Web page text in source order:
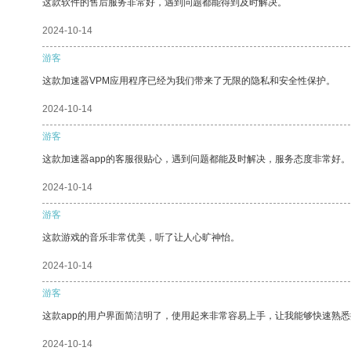
这款软件的售后服务非常好，遇到问题都能得到及时解决。
2024-10-14
游客
这款加速器VPM应用程序已经为我们带来了无限的隐私和安全性保护。
2024-10-14
游客
这款加速器app的客服很贴心，遇到问题都能及时解决，服务态度非常好。
2024-10-14
游客
这款游戏的音乐非常优美，听了让人心旷神怡。
2024-10-14
游客
这款app的用户界面简洁明了，使用起来非常容易上手，让我能够快速熟
2024-10-14